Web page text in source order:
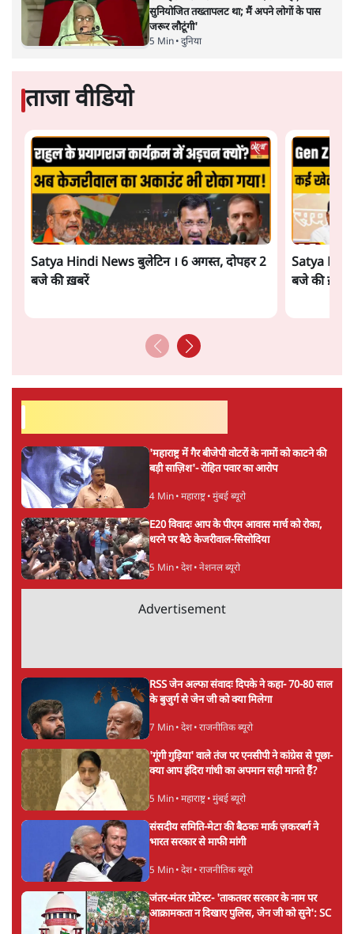
सुनियोजित तख्तापलट था; मैं अपने लोगों के पास
जरूर लौटूंगी'
5 Min• दुनिया
ताजा वीडियो
Satya Hindi News बुलेटिन । 6 अगस्त, दोपहर 2
बजे की ख़बरें
Satya
बजे की ख़बरें
'महाराष्ट्र में गैर बीजेपी वोटरों के नामों को काटने की
बड़ी साज़िश'- रोहित पवार का आरोप
4 Min• महाराष्ट्र• मुंबई ब्यूरो
E20 विवादः आप के पीएम आवास मार्च को रोका,
धरने पर बैठे केजरीवाल-सिसोदिया
5 Min• देश• नेशनल ब्यूरो
Advertisement
RSS जेन अल्फा संवादः दिपके ने कहा- 70-80 साल
के बुजुर्ग से जेन जी को क्या मिलेगा
7 Min• देश• राजनीतिक ब्यूरो
'गूंगी गुड़िया' वाले तंज पर एनसीपी ने कांग्रेस से पूछा-
क्या आप इंदिरा गांधी का अपमान सही मानते हैं?
5 Min• महाराष्ट्र• मुंबई ब्यूरो
संसदीय समिति-मेटा की बैठकः मार्क ज़करबर्ग ने
भारत सरकार से माफी मांगी
5 Min• देश• राजनीतिक ब्यूरो
जंतर-मंतर प्रोटेस्ट- 'ताकतवर सरकार के नाम पर
आक्रामकता न दिखाए पुलिस, जेन जी को सुने': SC